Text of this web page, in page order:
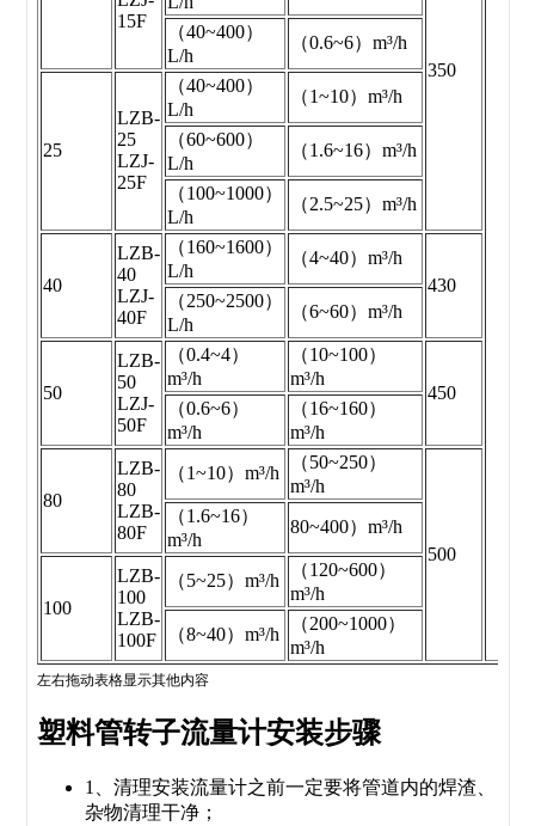
15F
350
（40~400）
L/h
（0.6~6）m³/h
25
LZB-
25
LZJ-
25F
（40~400）
L/h
（1~10）m³/h
（60~600）
L/h
（1.6~16）m³/h
（100~1000）
L/h
（2.5~25）m³/h
40
LZB-
40
LZJ-
40F
（160~1600）
L/h
（4~40）m³/h
430
（250~2500）
L/h
（6~60）m³/h
50
LZB-
50
LZJ-
50F
（0.4~4）
m³/h
（10~100）
m³/h
450
（0.6~6）
m³/h
（16~160）
m³/h
80
LZB-
80
LZB-
80F
（1~10）m³/h
（50~250）
m³/h
500
（1.6~16）
m³/h
80~400）m³/h
100
LZB-
100
LZB-
100F
（5~25）m³/h
（120~600）
m³/h
（8~40）m³/h
（200~1000）
m³/h
左右拖动表格显示其他内容
塑料管转子流量计安装步骤
1、清理安装流量计之前一定要将管道内的焊渣、
杂物清理干净；